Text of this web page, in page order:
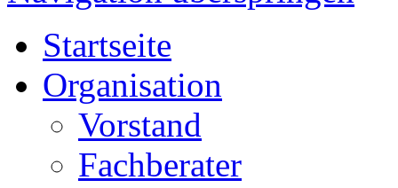
Startseite
Organisation
Vorstand
Fachberater